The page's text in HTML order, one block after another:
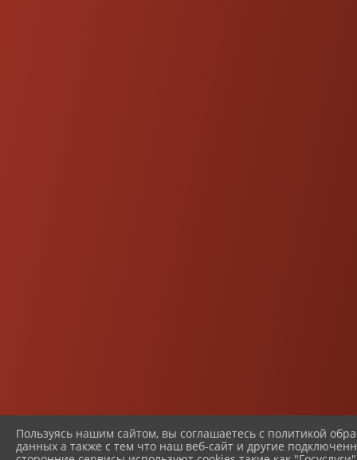
Пользуясь нашим сайтом, вы соглашаетесь с политикой
данных а также с тем что наш веб-сайт и другие